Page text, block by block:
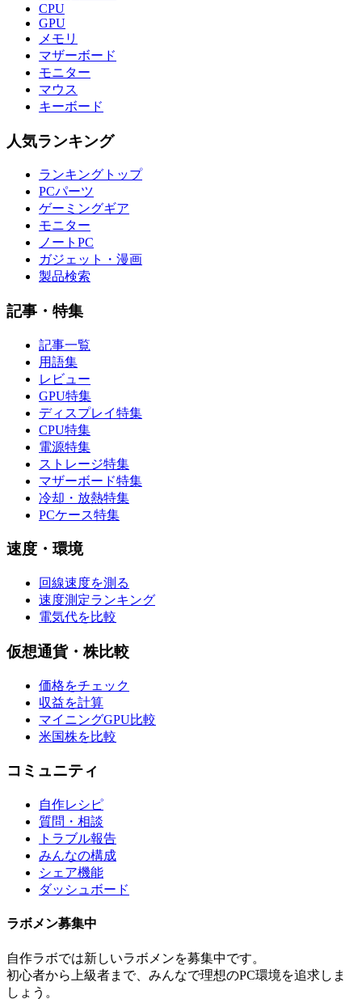
CPU
GPU
メモリ
マザーボード
モニター
マウス
キーボード
人気ランキング
ランキングトップ
PCパーツ
ゲーミングギア
モニター
ノートPC
ガジェット・漫画
製品検索
記事・特集
記事一覧
用語集
レビュー
GPU特集
ディスプレイ特集
CPU特集
電源特集
ストレージ特集
マザーボード特集
冷却・放熱特集
PCケース特集
速度・環境
回線速度を測る
速度測定ランキング
電気代を比較
仮想通貨・株比較
価格をチェック
収益を計算
マイニングGPU比較
米国株を比較
コミュニティ
自作レシピ
質問・相談
トラブル報告
みんなの構成
シェア機能
ダッシュボード
ラボメン募集中
自作ラボでは新しいラボメンを募集中です。
初心者から上級者まで、みんなで理想のPC環境を追求しま
しょう。